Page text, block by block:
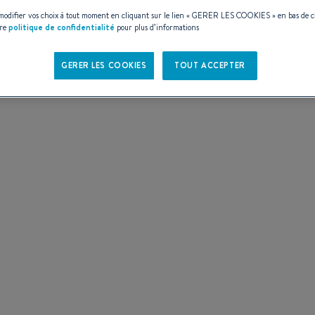
vos choix à tout moment en cliquant sur le lien «GERER LES COOKIES» en bas de
politique de confidentialité pour plus d’informations
GERER LES COOKIES TOUT ACCEPTER